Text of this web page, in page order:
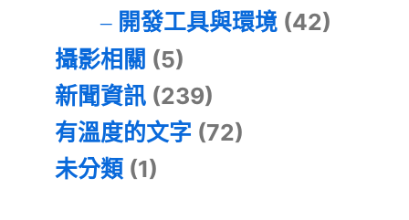
開發工具與環境(42)
攝影相關 (5)
新聞資訊 (239)
有溫度的文字 (72)
未分類 (1)